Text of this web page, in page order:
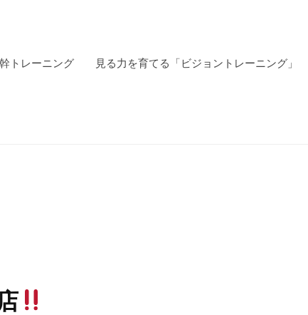
トレーニング 見る力を育てる「ビジョントレーニング」